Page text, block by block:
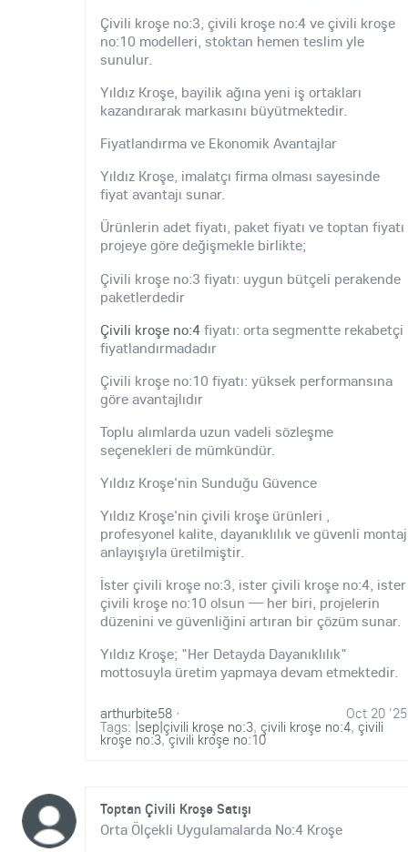
Çivili kroşe no:3, çivili kroşe no:4 ve çivili kroşe
no:10 modelleri, stoktan hemen teslim yle
sunulur.
Yıldız Kroşe, bayilik ağına yeni iş ortakları
kazandırarak markasını büyütmektedir.
Fiyatlandırma ve Ekonomik Avantajlar
Yıldız Kroşe, imalatçı firma olması sayesinde
fiyat avantajı sunar.
Ürünlerin adet fiyatı, paket fiyatı ve toptan fiyatı
projeye göre değişmekle birlikte;
Çivili kroşe no:3 fiyatı: uygun bütçeli perakende
paketlerdedir
Çivili kroşe no:4 fiyatı: orta segmentte rekabetçi
fiyatlandırmadadır
Çivili kroşe no:10 fiyatı: yüksek performansına
göre avantajlıdır
Toplu alımlarda uzun vadeli sözleşme
seçenekleri de mümkündür.
Yıldız Kroşe'nin Sunduğu Güvence
Yıldız Kroşe'nin çivili kroşe ürünleri ,
profesyonel kalite, dayanıklılık ve güvenli montaj
anlayışıyla üretilmiştir.
İster çivili kroşe no:3, ister çivili kroşe no:4, ister
çivili kroşe no:10 olsun — her biri, projelerin
düzenini ve güvenliğini artıran bir çözüm sunar.
Yıldız Kroşe; "Her Detayda Dayanıklılık"
mottosuyla üretim yapmaya devam etmektedir.
arthurbite58 Oct 20 '25
·
Tags: |sep|çivili kroşe no:3, çivili kroşe no:4, çivili
kroşe no:3,çivili kroşe no:10
Toptan Çivili Kroşe Satışı
Orta Ölçekli Uygulamalarda No:4 Kroşe